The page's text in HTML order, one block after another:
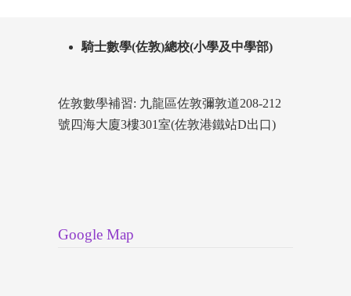
騎士數學(佐敦)總校(小學及中學部)
佐敦數學補習: 九龍區佐敦彌敦道208-212
號四海大廈3樓301室(佐敦港鐵站D出口)
Google Map